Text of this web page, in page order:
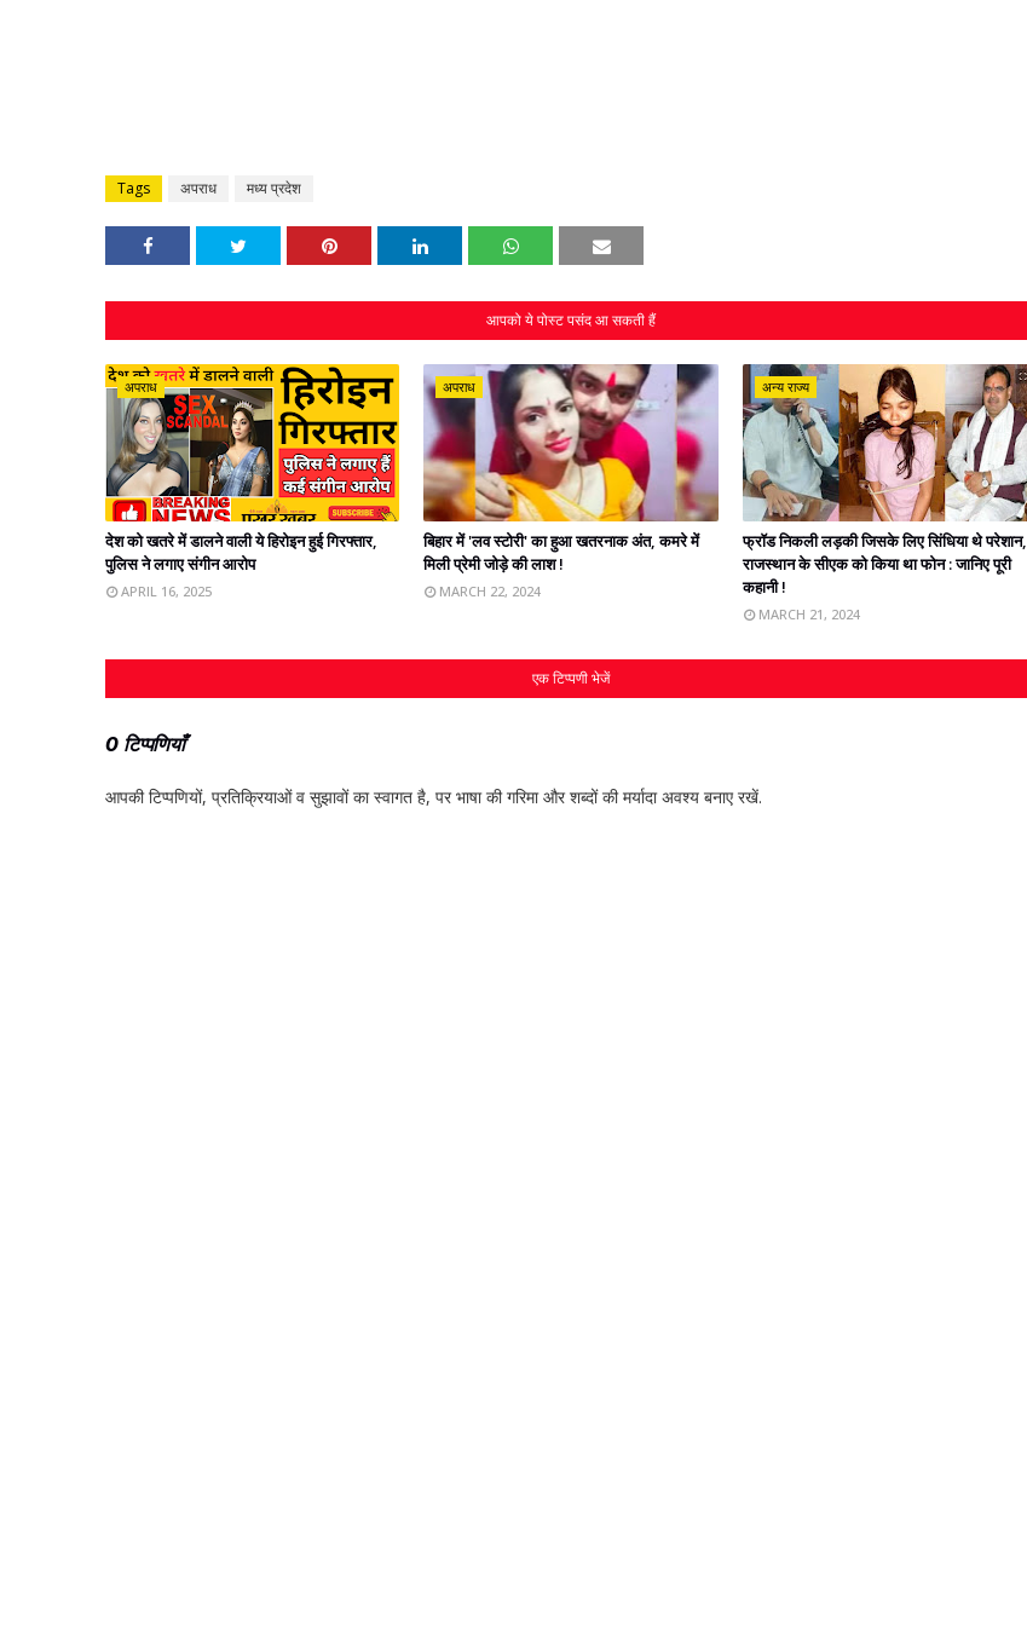
Tags अपराध मध्य प्रदेश
आपको ये पोस्ट पसंद आ सकती हैं
अपराध
देश को खतरे में डालने वाली ये हिरोइन हुई गिरफ्तार,
पुलिस ने लगाए संगीन आरोप
APRIL 16, 2025
अपराध
बिहार में 'लव स्टोरी' का हुआ खतरनाक अंत, कमरे में
मिली प्रेमी जोड़े की लाश !
MARCH 22, 2024
अन्य राज्य
फ्रॉड निकली लड़की जिसके लिए सिंधिया थे परेशान,
राजस्‍थान के सीएक को किया था फोन : जानिए पूरी
कहानी !
MARCH 21, 2024
एक टिप्पणी भेजें
0 टिप्पणियाँ
आपकी टिप्‍पणियों, प्रतिक्रियाओं व सुझावों का स्‍वागत है, पर भाषा की गरिमा और शब्‍दों की मर्यादा अवश्‍य बनाए रखें.